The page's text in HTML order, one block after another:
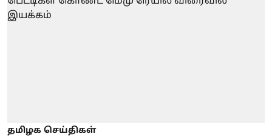
தமிழக செய்திகள்